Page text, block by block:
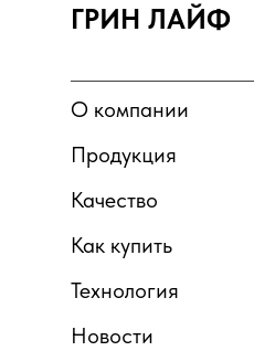
О компании
Продукция
Качество
Как купить
Технология
Новости
ГРИН ЛАЙФ